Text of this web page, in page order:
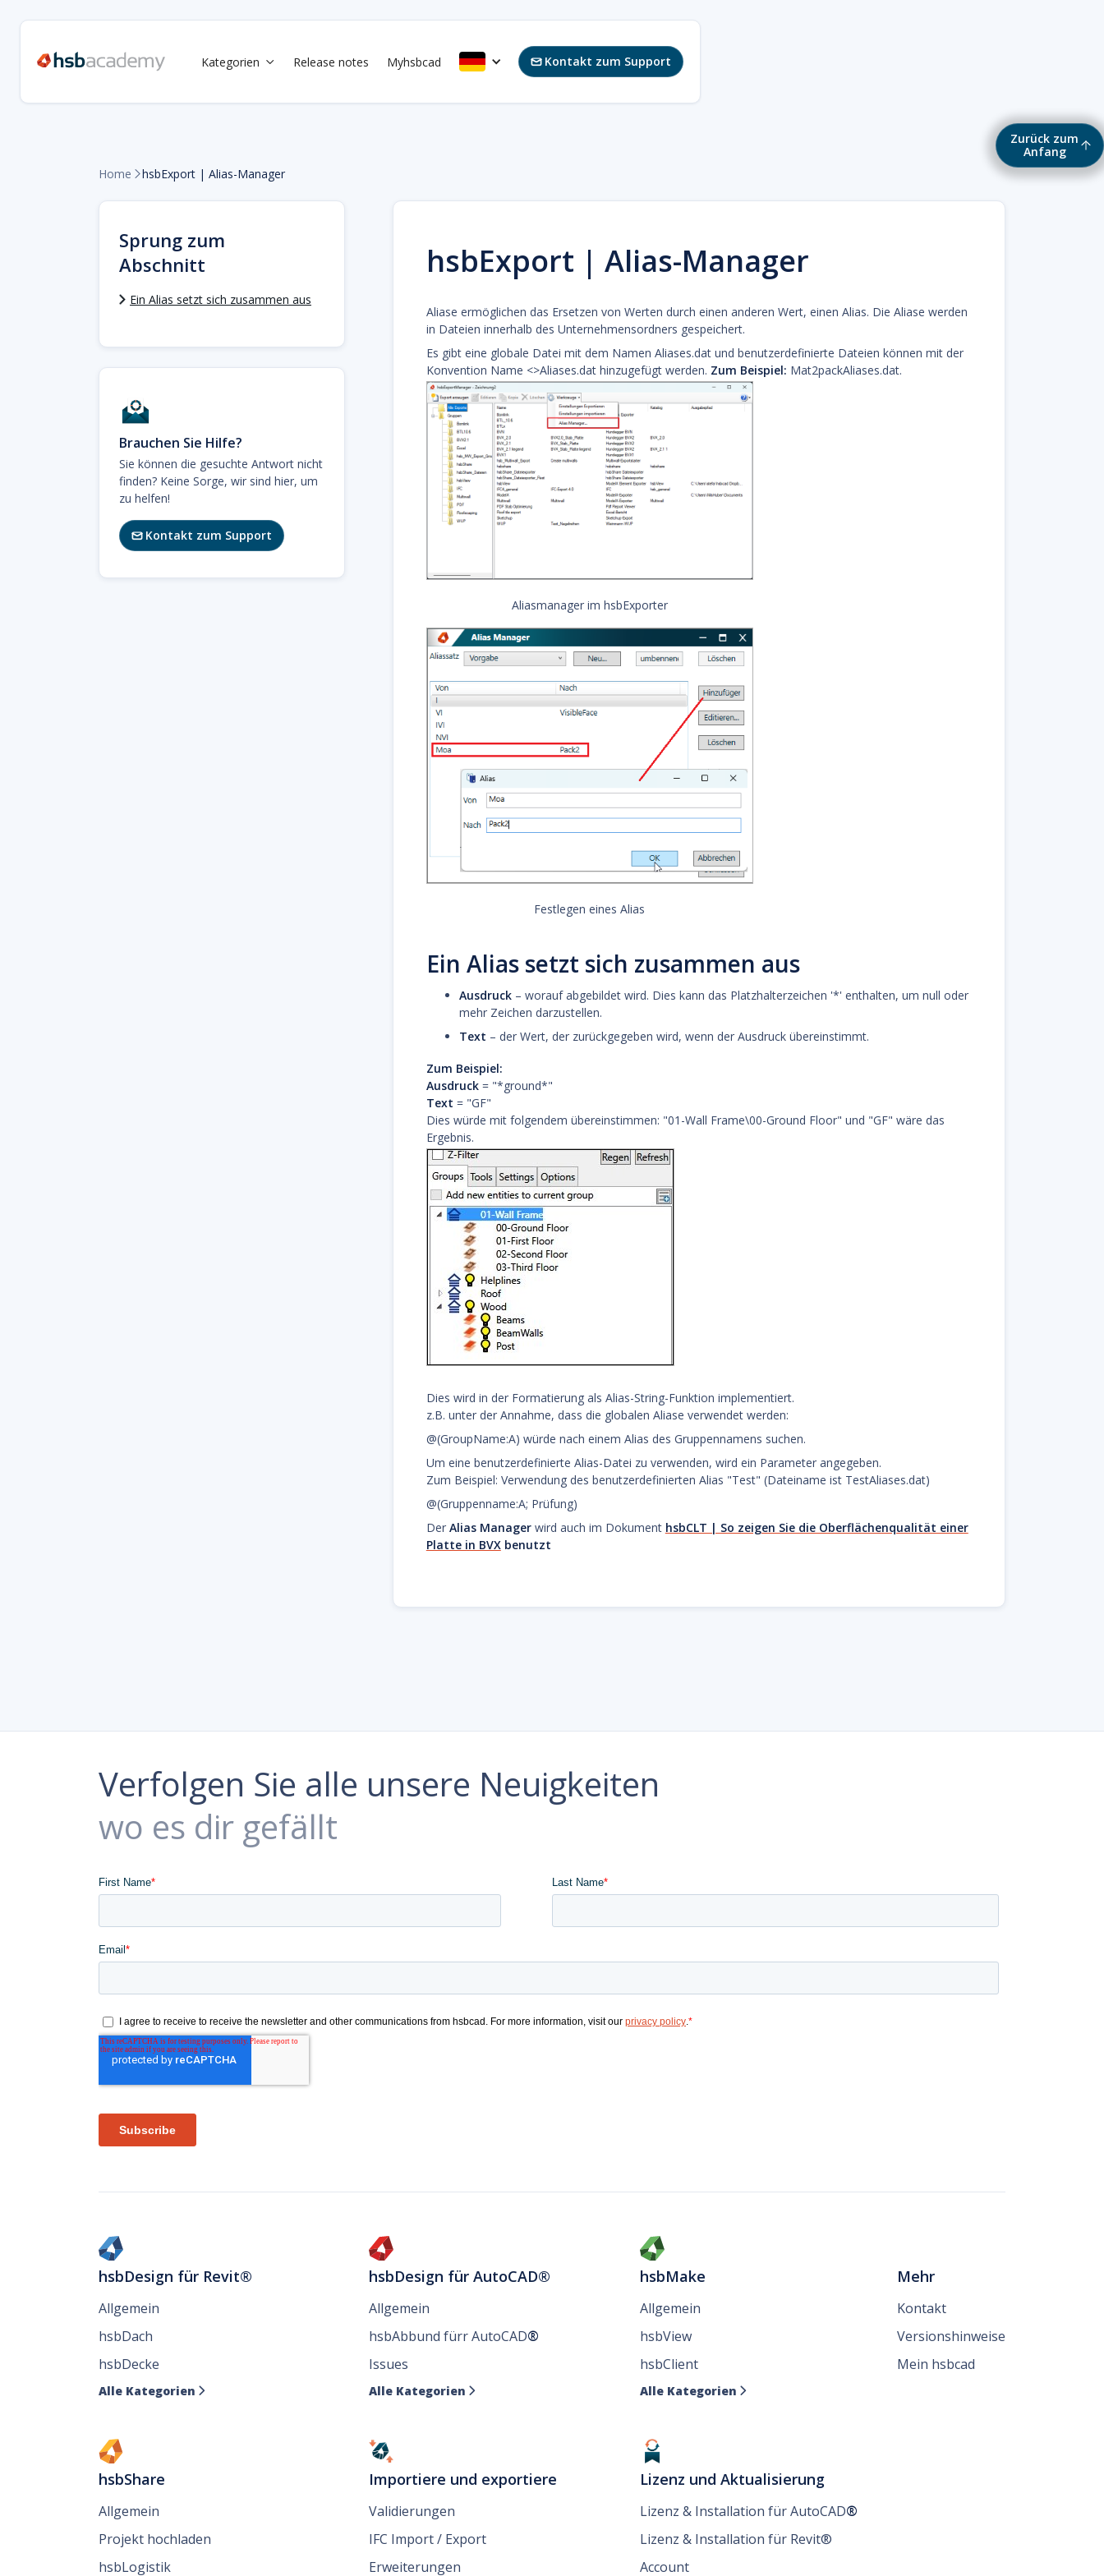
Kategorien  Release notes Myhsbcad Kontakt zum Support
Zurück zum
Anfang
Home hsbExport | Alias-Manager
Sprung zum
Abschnitt
Ein Alias setzt sich zusammen aus
Brauchen Sie Hilfe?
Sie können die gesuchte Antwort nicht
finden? Keine Sorge, wir sind hier, um
zu helfen!
Kontakt zum Support
hsbExport | Alias-Manager
Aliase ermöglichen das Ersetzen von Werten durch einen anderen Wert, einen Alias. Die Aliase werden
in Dateien innerhalb des Unternehmensordners gespeichert.
Es gibt eine globale Datei mit dem Namen Aliases.dat und benutzerdefinierte Dateien können mit der
Konvention Name <>Aliases.dat hinzugefügt werden. Zum Beispiel: Mat2packAliases.dat.
Aliasmanager im hsbExporter
Festlegen eines Alias
Ein Alias setzt sich zusammen aus
Ausdruck– worauf abgebildet wird. Dies kann das Platzhalterzeichen '*' enthalten, um null oder
mehr Zeichen darzustellen.
Text – der Wert, der zurückgegeben wird, wenn der Ausdruck übereinstimmt.
Zum Beispiel:
Ausdruck = "*ground*"
Text = "GF"
Dies würde mit folgendem übereinstimmen: "01-Wall Frame\00-Ground Floor" und "GF" wäre das
Ergebnis.
Dies wird in der Formatierung als Alias-String-Funktion implementiert.
z.B. unter der Annahme, dass die globalen Aliase verwendet werden:
@(GroupName:A) würde nach einem Alias des Gruppennamens suchen.
Um eine benutzerdefinierte Alias-Datei zu verwenden, wird ein Parameter angegeben.
Zum Beispiel: Verwendung des benutzerdefinierten Alias "Test" (Dateiname ist TestAliases.dat)
@(Gruppenname:A; Prüfung)
DerAlias Manager wird auch im Dokument hsbCLT | So zeigen Sie die Oberflächenqualität einer
Platte in BVXbenutzt
Verfolgen Sie alle unsere Neuigkeiten
wo es dir gefällt
hsbDesign für Revit®
Allgemein
hsbDach
hsbDecke
Alle Kategorien 
hsbDesign für AutoCAD®
Allgemein
hsbAbbund fürr AutoCAD®
Issues
Alle Kategorien 
hsbMake
Allgemein
hsbView
hsbClient
Alle Kategorien 
hsbShare
Allgemein
Projekt hochladen
hsbLogistik
Importiere und exportiere
Validierungen
IFC Import / Export
Erweiterungen
Lizenz und Aktualisierung
Lizenz & Installation für AutoCAD®
Lizenz & Installation für Revit®
Account
Mehr
Kontakt
Versionshinweise
Mein hsbcad